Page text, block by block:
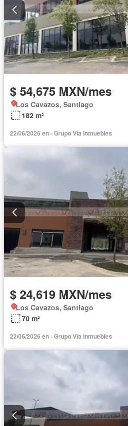
$ 54,675 MXN/mes
Los Cavazos, Santiago
182 m²
22/06/2026 en - Grupo Vía Inmuebles
$ 24,619 MXN/mes
Los Cavazos, Santiago
70 m²
22/06/2026 en - Grupo Vía Inmuebles